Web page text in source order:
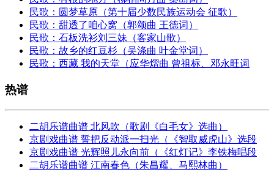
民歌：圆梦草原（第十届少数民族运动会 征歌）
民歌：甜透了咱心窝（郭颂曲 王德词）
民歌：石板洗衫刘三妹（客家山歌）
民歌：故乡的红豆杉（吴涤曲 叶金堂词）
民歌：西藏 我的天堂（应华熠曲 曾祖标、邓永旺词
热谱
二胡乐谱曲谱 北风吹（歌剧《白毛女》选曲）
京剧戏曲谱 誓把反动派一扫光（《智取威虎山》选段
京剧戏曲谱 光辉照儿永向前（《红灯记》李铁梅唱段
二胡乐谱曲谱 江南春色（朱昌耀、马熙林曲）